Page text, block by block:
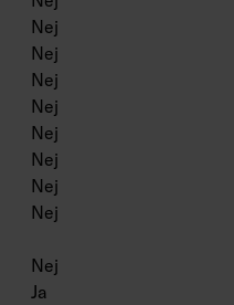
Nej
Nej
Nej
Nej
Nej
Nej
Nej
Nej
Nej
Ja